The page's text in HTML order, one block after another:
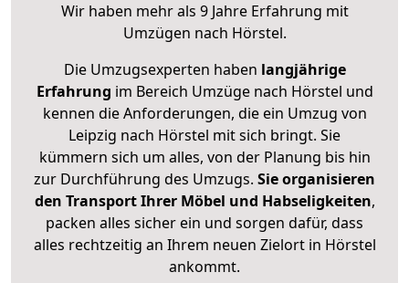
Wir haben mehr als 9 Jahre Erfahrung mit
Umzügen nach Hörstel.
Die Umzugsexperten haben langjährige
Erfahrung im Bereich Umzüge nach Hörstel und
kennen die Anforderungen, die ein Umzug von
Leipzig nach Hörstel mit sich bringt. Sie
kümmern sich um alles, von der Planung bis hin
zur Durchführung des Umzugs. Sie organisieren
den Transport Ihrer Möbel und Habseligkeiten,
packen alles sicher ein und sorgen dafür, dass
alles rechtzeitig an Ihrem neuen Zielort in Hörstel
ankommt.